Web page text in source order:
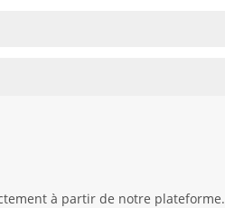
à partir de notre plateforme.